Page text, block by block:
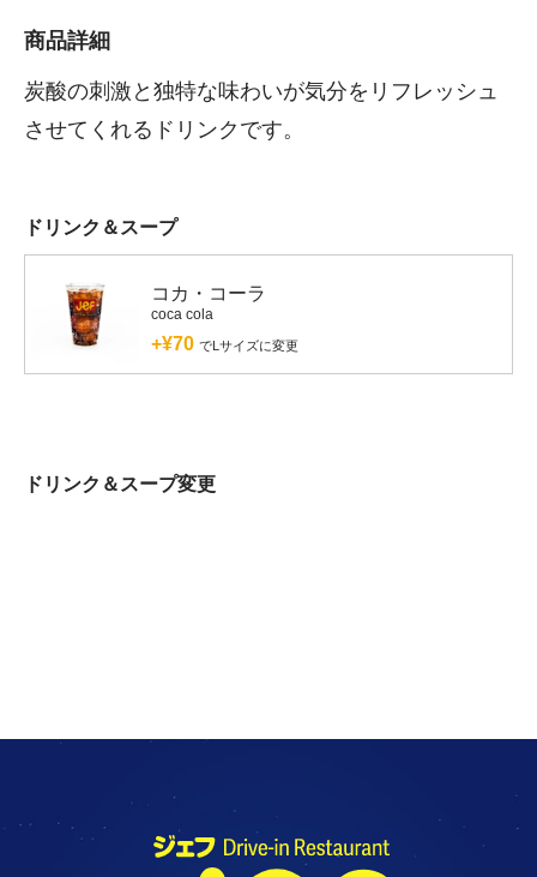
商品詳細
炭酸の刺激と独特な味わいが気分をリフレッシュ
させてくれるドリンクです。
ドリンク＆スープ
コカ・コーラ
coca cola
+¥70 でLサイズに変更
ドリンク＆スープ変更